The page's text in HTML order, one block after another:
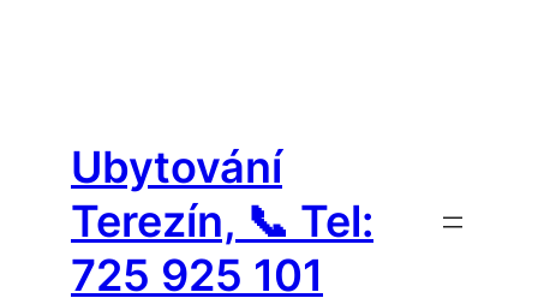
obsah
Ubytování
Terezín, 📞 Tel:
725 925 101